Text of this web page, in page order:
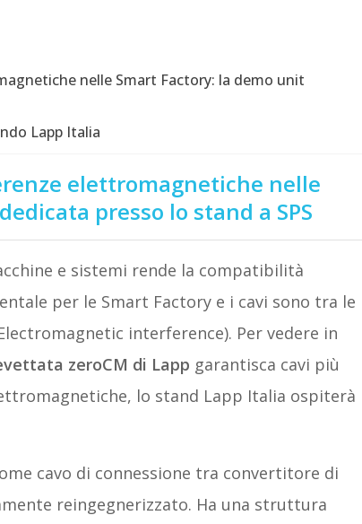
nelle Smart Factory: la demo unit
Lapp Italia
elettromagnetiche nelle
presso lo stand a SPS
e sistemi rende la compatibilità
per le Smart Factory e i cavi sono tra le
interference). Per vedere in
zeroCM di Lapp garantisca cavi più
lo stand Lapp Italia ospiterà
cavo di connessione tra convertitore di
reingegnerizzato. Ha una struttura